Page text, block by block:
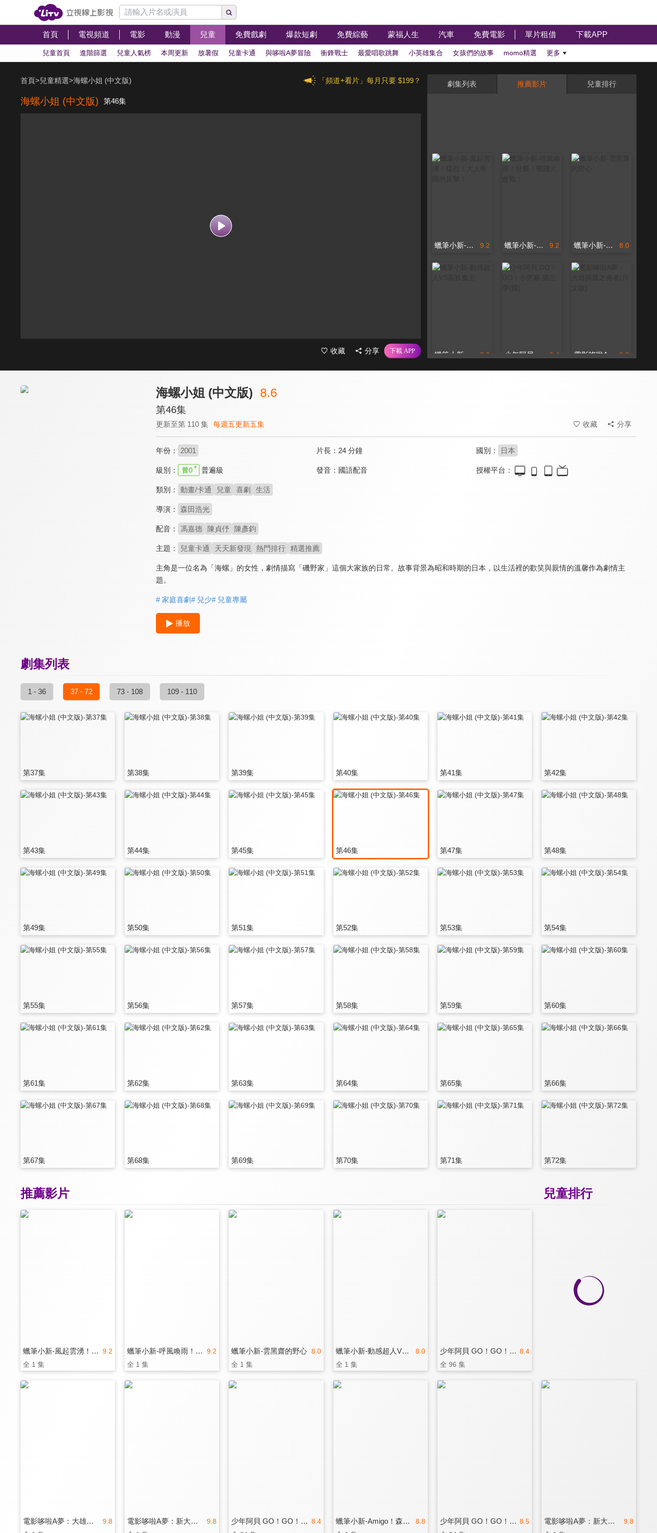
首頁 電視頻道 電影 動漫 兒童 免費戲劇 爆款短劇 免費綜藝 蒙福人生 汽車 免費電影 單片租借 下載APP
兒童首頁 進階篩選 兒童人氣榜 本周更新 放暑假 兒童卡通 與哆啦A夢冒險 衝鋒戰士 最愛唱歌跳舞 小英雄集合 女孩們的故事 momo精選 更多
「頻道+看片」每月只要 $199？
首頁>兒童精選>海螺小姐 (中文版)
海螺小姐 (中文版) 第46集
收藏 分享
劇集列表 推薦影片 兒童排行
9.2
蠟筆小新-風起雲湧！猛烈！大人帝國的反擊！ 9.2
蠟筆小新-呼風喚雨！壯觀！戰國大會戰！ 8.0
蠟筆小新-雲黑齋的野心
8.0 8.4 9.8
9.8 8.4
少年阿貝 GO！GO！小芝麻 第四季(國)
海螺小姐 (中文版) 8.6
第46集
更新至第 110 集 每週五更新五集 收藏 分享
年份： 2001 片長： 24 分鐘 國別： 日本
級別： 普遍級 發音： 國語配音 授權平台：
類別： 動畫/卡通 兒童 喜劇 生活
導演： 森田浩光
配音： 馮嘉德 陳貞伃 陳彥鈞
主題： 兒童卡通 天天新發現 熱門排行 精選推薦
主角是一位名為「海螺」的女性，劇情描寫「磯野家」這個大家族的日常。故事背景為昭和時期的日本，以生活裡的歡笑與親情的溫馨作為劇情主
題。
# 家庭喜劇# 兒少# 兒童專屬
播放
劇集列表
1 - 36 37 - 72 73 - 108 109 - 110
第37集 第38集 第39集 第40集 第41集 第42集
第43集 第44集 第45集 第46集 第47集 第48集
第49集 第50集 第51集 第52集 第53集 第54集
第55集 第56集 第57集 第58集 第59集 第60集
第61集 第62集 第63集 第64集 第65集 第66集
第67集 第68集 第69集 第70集 第71集 第72集
兒童排行
推薦影片
9.2
蠟筆小新-風起雲湧！猛烈！大人帝國的反擊！
全 1 集
9.2
蠟筆小新-呼風喚雨！壯觀！戰國大會戰！
全 1 集
8.0
蠟筆小新-雲黑齋的野心
全 1 集
8.0
蠟筆小新-動感超人VS高衩魔王
全 1 集
8.4
少年阿貝 GO！GO！小芝麻 第三季(國)
全 96 集
9.8
電影哆啦A夢：大雄與翼之勇者(日文版) 9.8
電影哆啦A夢：新大雄的大魔境 ~扁扁與五人之探險隊(日文版) 8.4
少年阿貝 GO！GO！小芝麻 第四季(國) 8.8
蠟筆小新-Amigo！森巴入侵計畫 8.5
少年阿貝 GO！GO！小芝麻 第四季 9.8
電影哆啦A夢：新大雄的大魔境 ~扁扁與五人之探險隊(中文版)